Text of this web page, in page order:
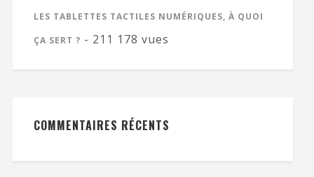
LES TABLETTES TACTILES NUMÉRIQUES, À QUOI
ÇA SERT ? - 211 178 vues
COMMENTAIRES RÉCENTS